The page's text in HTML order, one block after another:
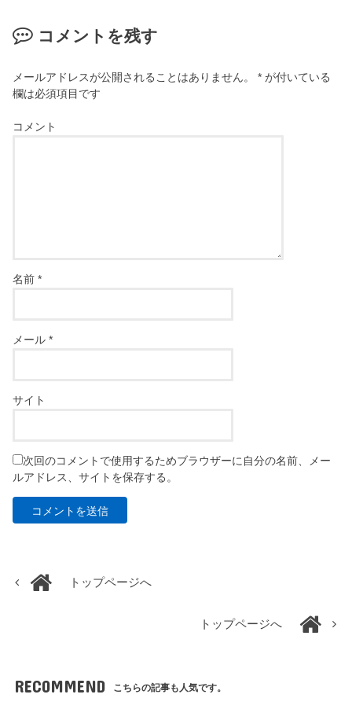
コメントを残す
メールアドレスが公開されることはありません。 * が付いている
欄は必須項目です
コメント
名前*
メール*
サイト
次回のコメントで使用するためブラウザーに自分の名前、メー
ルアドレス、サイトを保存する。
トップページへ
トップページへ
RECOMMEND こちらの記事も人気です。